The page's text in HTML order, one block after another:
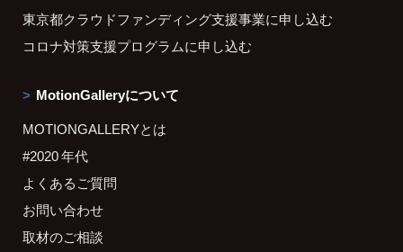
東京都クラウドファンディング支援事業に申し込む
コロナ対策支援プログラムに申し込む
MotionGalleryについて
MOTIONGALLERYとは
#2020 年代
よくあるご質問
お問い合わせ
取材のご相談